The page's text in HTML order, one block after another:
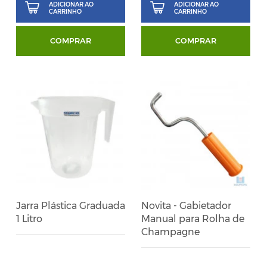
ADICIONAR AO
CARRINHO
COMPRAR
ADICIONAR AO
CARRINHO
COMPRAR
Jarra Plástica Graduada
1 Litro
Novita - Gabietador
Manual para Rolha de
Champagne